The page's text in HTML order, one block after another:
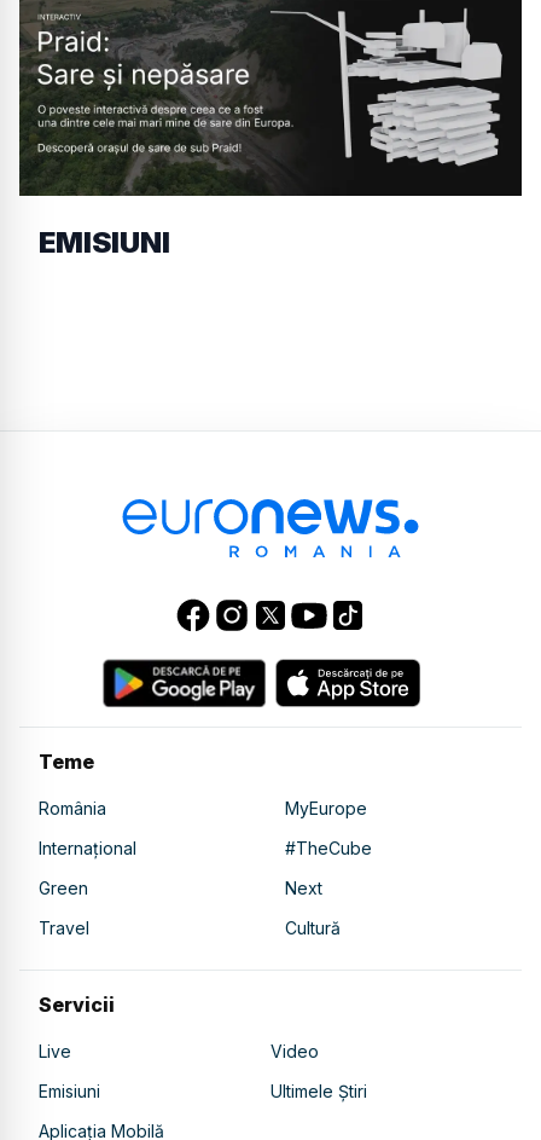
EMISIUNI
Teme
România
MyEurope
Internațional
#TheCube
Green
Next
Travel
Cultură
Servicii
Live
Video
Emisiuni
Ultimele Știri
Aplicația Mobilă